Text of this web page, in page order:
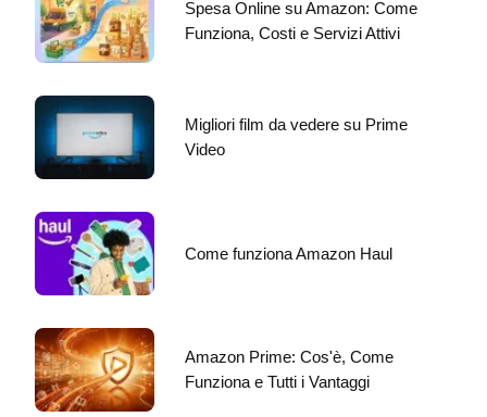
Spesa Online su Amazon: Come
Funziona, Costi e Servizi Attivi
Migliori film da vedere su Prime
Video
Come funziona Amazon Haul
Amazon Prime: Cos'è, Come
Funziona e Tutti i Vantaggi